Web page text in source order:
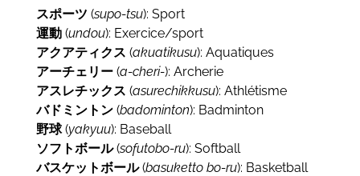
スポーツ (supo-tsu): Sport
運動(undou): Exercice/sport
アクアティクス (akuatikusu): Aquatiques
アーチェリー(a-cheri-): Archerie
アスレチックス (asurechikkusu): Athlétisme
バドミントン(badominton): Badminton
野球(yakyuu): Baseball
ソフトボール(sofutobo-ru): Softball
バスケットボール(basuketto bo-ru): Basketball